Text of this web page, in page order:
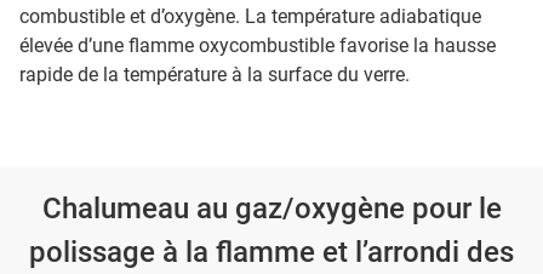
combustible et d’oxygène. La température adiabatique
élevée d’une flamme oxycombustible favorise la hausse
rapide de la température à la surface du verre.
Chalumeau au gaz/oxygène pour le
polissage à la flamme et l’arrondi des